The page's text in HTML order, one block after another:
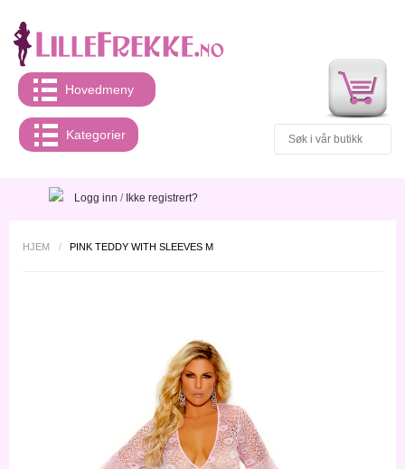
Hovedmeny
Kategorier
Logg inn / Ikke registrert?
HJEM / PINK TEDDY WITH SLEEVES M